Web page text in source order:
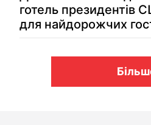
готель президентів
для найдорожчих